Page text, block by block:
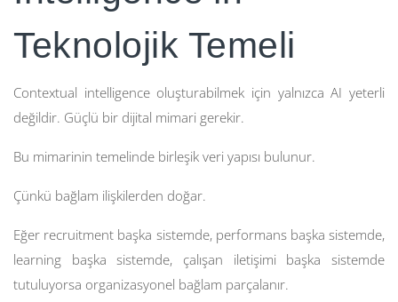
Teknolojik Temeli
Contextual intelligence oluşturabilmek için yalnızca AI yeterli
değildir. Güçlü bir dijital mimari gerekir.
Bu mimarinin temelinde birleşik veri yapısı bulunur.
Çünkü bağlam ilişkilerden doğar.
Eğer recruitment başka sistemde, performans başka sistemde,
learning başka sistemde, çalışan iletişimi başka sistemde
tutuluyorsa organizasyonel bağlam parçalanır.